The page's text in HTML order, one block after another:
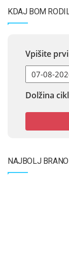
KDAJ BOM
Vpišite
Dolžina
NAJBOLJ BRANO